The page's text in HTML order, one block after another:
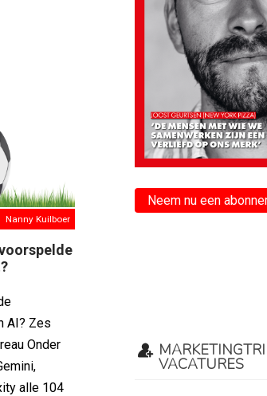
Nanny Kuilboer
AI? Zes
Onder
alle 104
Neem nu een
VACATURES